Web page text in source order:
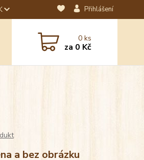
Přihlášení
0ks
za 0 Kč
a bez obrázku